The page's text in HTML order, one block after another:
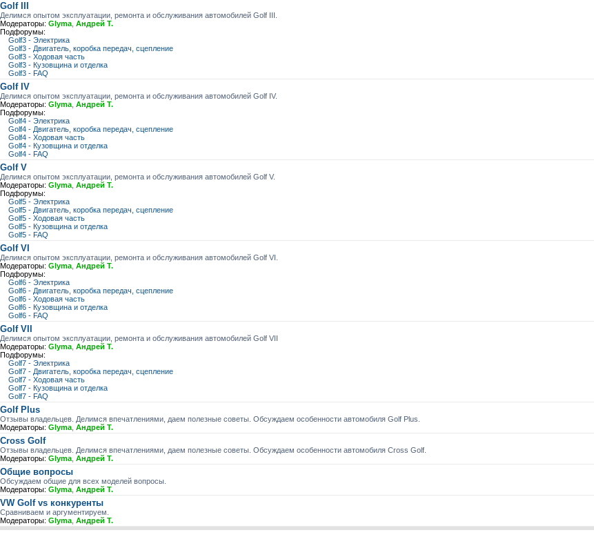
Golf III
Делимся опытом эксплуатации, ремонта и обслуживания автомобилей Golf III.
Модераторы: Glyma Андрей Т.
Подфорумы:
Golf3 - Электрика
Golf3 - Двигатель, коробка передач, сцепление
Golf3 - Ходовая часть
Golf3 - Кузовщина и отделка
Golf3 - FAQ
Golf IV
Делимся опытом эксплуатации, ремонта и обслуживания автомобилей Golf IV.
Модераторы: Glyma Андрей Т.
Подфорумы:
Golf4 - Электрика
Golf4 - Двигатель, коробка передач, сцепление
Golf4 - Ходовая часть
Golf4 - Кузовщина и отделка
Golf4 - FAQ
Golf V
Делимся опытом эксплуатации, ремонта и обслуживания автомобилей Golf V.
Модераторы: Glyma Андрей Т.
Подфорумы:
Golf5 - Электрика
Golf5 - Двигатель, коробка передач, сцепление
Golf5 - Ходовая часть
Golf5 - Кузовщина и отделка
Golf5 - FAQ
Golf VI
Делимся опытом эксплуатации, ремонта и обслуживания автомобилей Golf VI.
Модераторы: Glyma Андрей Т.
Подфорумы:
Golf6 - Электрика
Golf6 - Двигатель, коробка передач, сцепление
Golf6 - Ходовая часть
Golf6 - Кузовщина и отделка
Golf6 - FAQ
Golf VII
Делимся опытом эксплуатации, ремонта и обслуживания автомобилей Golf VII
Модераторы: Glyma Андрей Т.
Подфорумы:
Golf7 - Электрика
Golf7 - Двигатель, коробка передач, сцепление
Golf7 - Ходовая часть
Golf7 - Кузовщина и отделка
Golf7 - FAQ
Golf Plus
Отзывы владельцев. Делимся впечатлениями, даем полезные советы. Обсуждаем особенности автомобиля Golf Plus.
Модераторы: Glyma Андрей Т.
Cross Golf
Отзывы владельцев. Делимся впечатлениями, даем полезные советы. Обсуждаем особенности автомобиля Cross Golf.
Модераторы: Glyma Андрей Т.
Общие вопросы
Обсуждаем общие для всех моделей вопросы.
Модераторы: Glyma Андрей Т.
VW Golf vs конкуренты
Сравниваем и аргументируем.
Модераторы: Glyma Андрей Т.